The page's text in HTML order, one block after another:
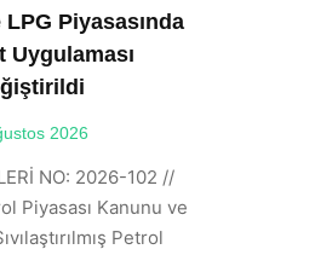
Piyasasında
Uygulaması
2026
NO: 2026-102 //
Piyasası Kanunu ve
Petrol